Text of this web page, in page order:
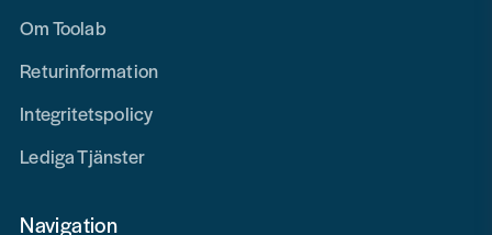
Om Toolab
Returinformation
Integritetspolicy
Lediga Tjänster
Navigation